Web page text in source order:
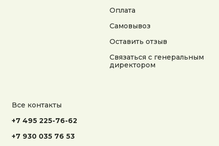
Оплата
Самовывоз
Оставить отзыв
Связаться с генеральным
директором
Все контакты
+7 495 225-76-62
+7 930 035 76 53
Не является публичной офертой. Информация
Согласие на получение рекламной информации